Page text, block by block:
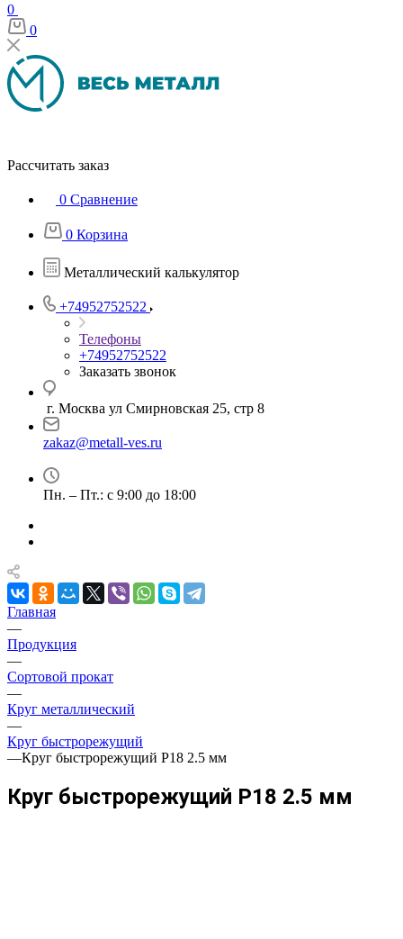
0
0
Рассчитать заказ
0 Сравнение
0 Корзина
Металлический калькулятор
+74952752522
Телефоны
+74952752522
Заказать звонок
г. Москва ул Смирновская 25, стр 8
zakaz@metall-ves.ru
Пн. – Пт.: с 9:00 до 18:00
Главная
—
Продукция
—
Сортовой прокат
—
Круг металлический
—
Круг быстрорежущий
—Круг быстрорежущий Р18 2.5 мм
Круг быстрорежущий Р18 2.5 мм